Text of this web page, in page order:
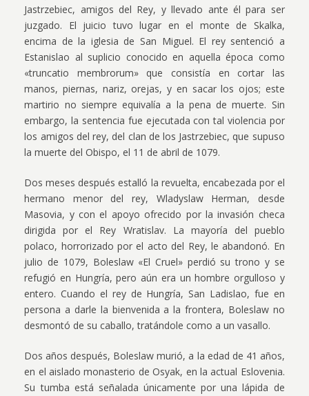
Jastrzebiec, amigos del Rey, y llevado ante él para ser
juzgado. El juicio tuvo lugar en el monte de Skalka,
encima de la iglesia de San Miguel. El rey sentenció a
Estanislao al suplicio conocido en aquella época como
«truncatio membrorum» que consistía en cortar las
manos, piernas, nariz, orejas, y en sacar los ojos; este
martirio no siempre equivalía a la pena de muerte. Sin
embargo, la sentencia fue ejecutada con tal violencia por
los amigos del rey, del clan de los Jastrzebiec, que supuso
la muerte del Obispo, el 11 de abril de 1079.
Dos meses después estalló la revuelta, encabezada por el
hermano menor del rey, Wladyslaw Herman, desde
Masovia, y con el apoyo ofrecido por la invasión checa
dirigida por el Rey Wratislav. La mayoría del pueblo
polaco, horrorizado por el acto del Rey, le abandonó. En
julio de 1079, Boleslaw «El Cruel» perdió su trono y se
refugió en Hungría, pero aún era un hombre orgulloso y
entero. Cuando el rey de Hungría, San Ladislao, fue en
persona a darle la bienvenida a la frontera, Boleslaw no
desmontó de su caballo, tratándole como a un vasallo.
Dos años después, Boleslaw murió, a la edad de 41 años,
en el aislado monasterio de Osyak, en la actual Eslovenia.
Su tumba está señalada únicamente por una lápida de